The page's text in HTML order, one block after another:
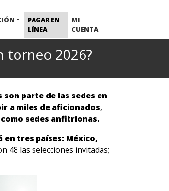
PAGAR EN
LÍNEA
MI
CUENTA
torneo 2026?
parte de las sedes en
a miles de aficionados,
sedes anfitrionas.
en tres países: México,
48 las selecciones invitadas;